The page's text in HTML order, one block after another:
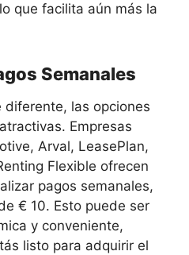
que facilita aún más la
Semanales
diferente, las opciones
Empresas
Arval, LeasePlan,
Flexible ofrecen
pagos semanales,
€ 10. Esto puede ser
y conveniente,
listo para adquirir el